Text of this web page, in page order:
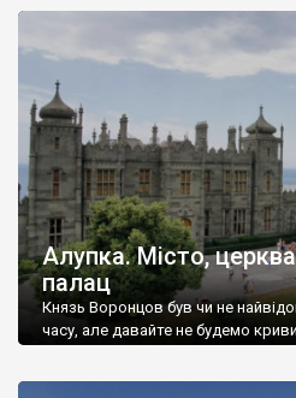
Алупка. Місто,
палац
Князь Воронцов був чи не
часу, але давайте не будемо